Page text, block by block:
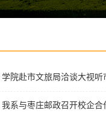
学院赴市文旅局洽谈大视
我系与枣庄邮政召开校企合